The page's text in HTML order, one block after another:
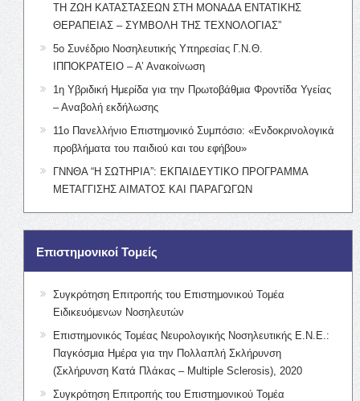
ΤΗ ΖΩΗ ΚΑΤΑΣΤΑΣΕΩΝ ΣΤΗ ΜΟΝΑΔΑ ΕΝΤΑΤΙΚΗΣ
ΘΕΡΑΠΕΙΑΣ – ΣΥΜΒΟΛΗ ΤΗΣ ΤΕΧΝΟΛΟΓΙΑΣ”
5ο Συνέδριο Νοσηλευτικής Υπηρεσίας Γ.Ν.Θ.
ΙΠΠΟΚΡΑΤΕΙΟ – Α’ Ανακοίνωση
1η Υβριδική Ημερίδα για την Πρωτοβάθμια Φροντίδα Υγείας
– Αναβολή εκδήλωσης
11ο Πανελλήνιο Επιστημονικό Συμπόσιο: «Ενδοκρινολογικά
προβλήματα του παιδιού και του εφήβου»
ΓΝΝΘΑ “Η ΣΩΤΗΡΙΑ”: ΕΚΠΑΙΔΕΥΤΙΚΟ ΠΡΟΓΡΑΜΜΑ
ΜΕΤΑΓΓΙΣΗΣ ΑΙΜΑΤΟΣ ΚΑΙ ΠΑΡΑΓΩΓΩΝ
Επιστημονικοί Τομείς
Συγκρότηση Επιτροπής του Επιστημονικού Τομέα
Ειδικευόμενων Νοσηλευτών
Επιστημονικός Τομέας Νευρολογικής Νοσηλευτικής Ε.Ν.Ε.:
Παγκόσμια Ημέρα για την Πολλαπλή Σκλήρυνση
(Σκλήρυνση Κατά Πλάκας – Multiple Sclerosis), 2020
Συγκρότηση Επιτροπής του Επιστημονικού Τομέα